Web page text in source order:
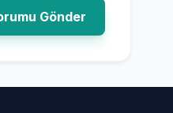
Gönder